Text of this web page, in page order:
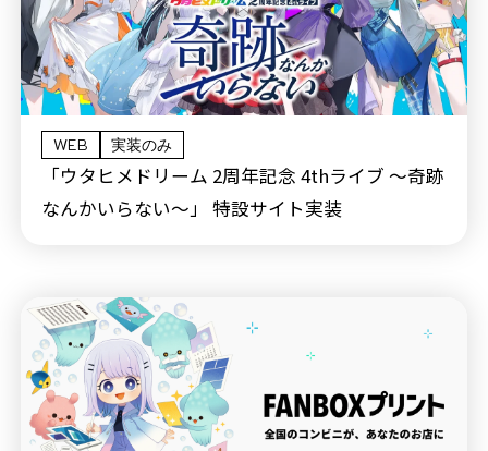
WEB 実装のみ
「ウタヒメドリーム 2周年記念 4thライブ 〜奇跡
なんかいらない〜」 特設サイト実装